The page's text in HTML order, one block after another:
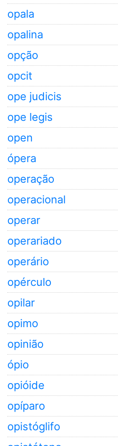
opala
opalina
opção
opcit
ope judicis
ope legis
open
ópera
operação
operacional
operar
operariado
operário
opérculo
opilar
opimo
opinião
ópio
opióide
opíparo
opistóglifo